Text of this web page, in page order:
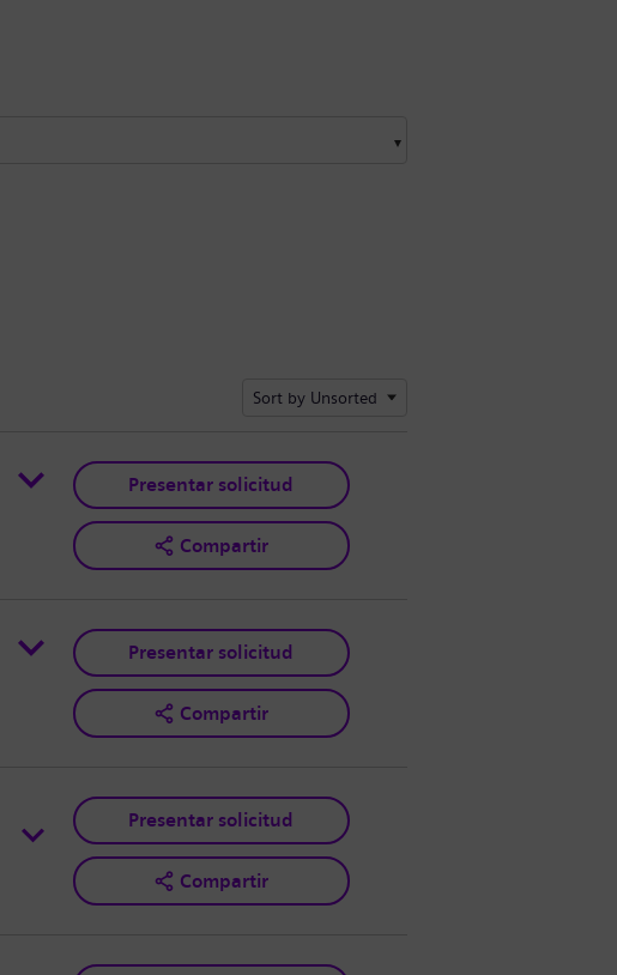
Sort by Unsorted
Presentar solicitud
Compartir
Presentar solicitud
Compartir
Presentar solicitud
Compartir